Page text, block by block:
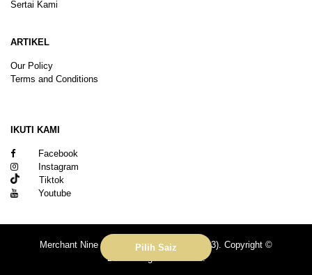
Pilih Saiz
Sertai Kami
ARTIKEL
Our Policy
Terms and Conditions
IKUTI KAMI
Facebook
Instagram
Tiktok
Youtube
Merchant Nine Sdn Bhd (No. 201601039113). Copyright ©
2026.All rights reserved.